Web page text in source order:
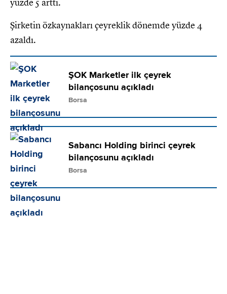
yüzde 5 arttı.
Şirketin özkaynakları çeyreklik dönemde yüzde 4
azaldı.
ŞOK Marketler ilk çeyrek
bilançosunu açıkladı
Borsa
Sabancı Holding birinci çeyrek
bilançosunu açıkladı
Borsa